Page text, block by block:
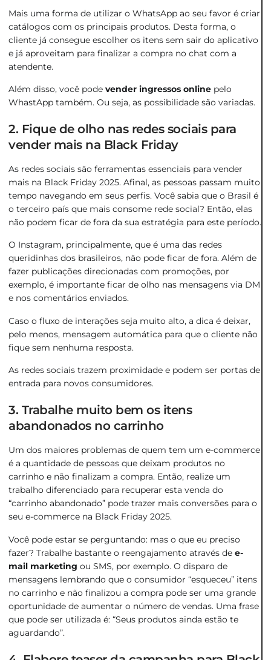
Mais uma forma de utilizar o WhatsApp ao seu favor é criar
catálogos com os principais produtos. Desta forma, o
cliente já consegue escolher os itens sem sair do aplicativo
e já aproveitam para finalizar a compra no chat com a
atendente.
Além disso, você pode vender ingressos online pelo
WhastApp também. Ou seja, as possibilidade são variadas.
2. Fique de olho nas redes sociais para
vender mais na Black Friday
As redes sociais são ferramentas essenciais para vender
mais na Black Friday 2025. Afinal, as pessoas passam muito
tempo navegando em seus perfis. Você sabia que o Brasil é
o terceiro país que mais consome rede social? Então, elas
não podem ficar de fora da sua estratégia para este período.
O Instagram, principalmente, que é uma das redes
queridinhas dos brasileiros, não pode ficar de fora. Além de
fazer publicações direcionadas com promoções, por
exemplo, é importante ficar de olho nas mensagens via DM
e nos comentários enviados.
Caso o fluxo de interações seja muito alto, a dica é deixar,
pelo menos, mensagem automática para que o cliente não
fique sem nenhuma resposta.
As redes sociais trazem proximidade e podem ser portas de
entrada para novos consumidores.
3. Trabalhe muito bem os itens
abandonados no carrinho
Um dos maiores problemas de quem tem um e-commerce
é a quantidade de pessoas que deixam produtos no
carrinho e não finalizam a compra. Então, realize um
trabalho diferenciado para recuperar esta venda do
“carrinho abandonado” pode trazer mais conversões para o
seu e-commerce na Black Friday 2025.
Você pode estar se perguntando: mas o que eu preciso
fazer? Trabalhe bastante o reengajamento através de e-
mail marketing ou SMS, por exemplo. O disparo de
mensagens lembrando que o consumidor “esqueceu” itens
no carrinho e não finalizou a compra pode ser uma grande
oportunidade de aumentar o número de vendas. Uma frase
que pode ser utilizada é: “Seus produtos ainda estão te
aguardando”.